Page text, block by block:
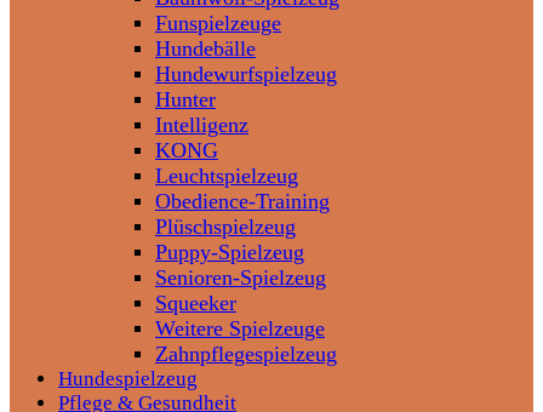
Funspielzeuge
Hundebälle
Hundewurfspielzeug
Hunter
Intelligenz
KONG
Leuchtspielzeug
Obedience-Training
Plüschspielzeug
Puppy-Spielzeug
Senioren-Spielzeug
Squeeker
Weitere Spielzeuge
Zahnpflegespielzeug
Hundespielzeug
Pflege & Gesundheit